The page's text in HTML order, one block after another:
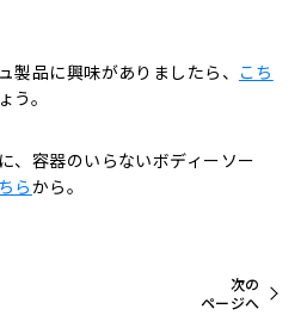
製品に興味がありましたら、 こち
。
、容器のいらないボディーソー
らから。
次の
ページへ